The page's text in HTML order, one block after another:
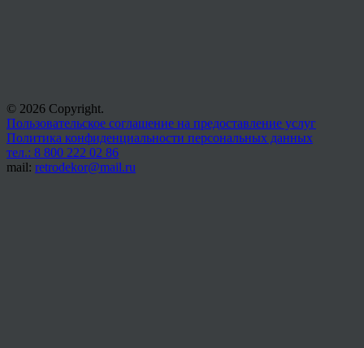
© 2026 Copyright.
Пользовательское соглашение на предоставление услуг
Политика конфиденциальности персональных данных
тел.: 8 800 222 02 86
mail: retrodekor@mail.ru